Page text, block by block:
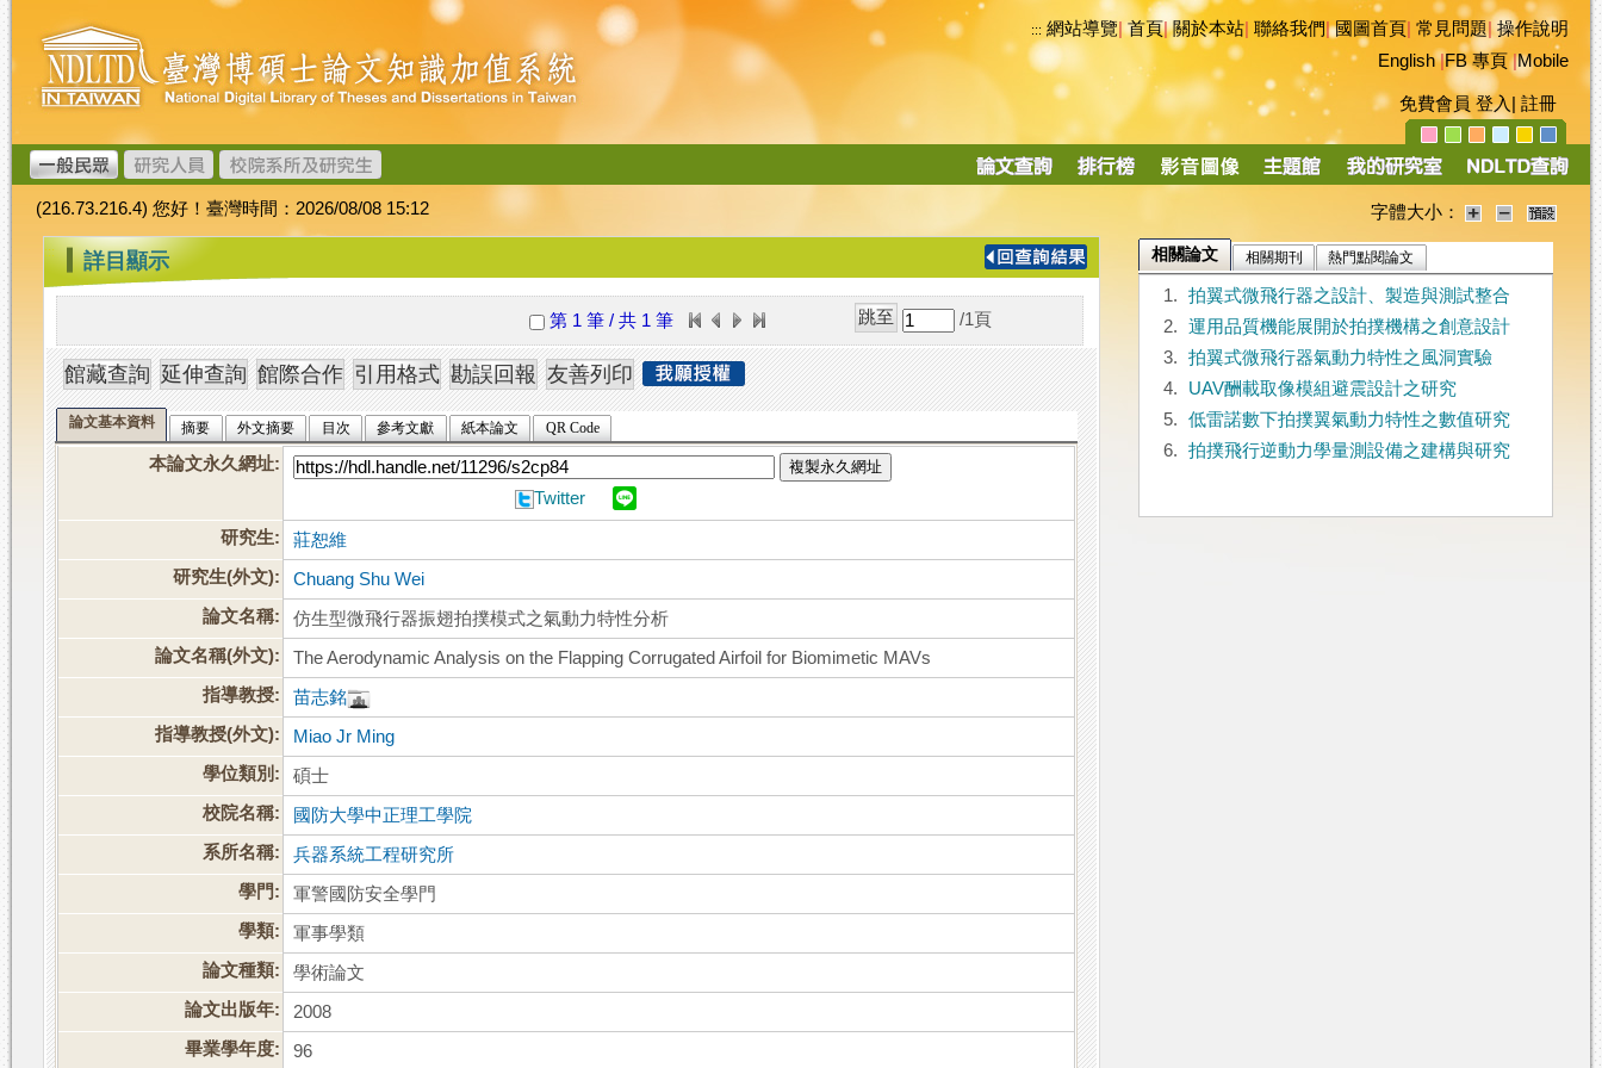
跳
到
主
要
內
容
臺
灣
博
碩
士
論
文
加
值
系
統
::: 網站導覽|首頁|關於本站 聯絡我們|國圖首頁 常見問題|操作說明
English|FB 專頁|Mobile
免費會員 登入 註冊
導
(216.73.216.4) 您好！臺灣時間：2026/08/08 15:12 字體大小：
::: 詳目顯示
第 1 筆 / 共 1 筆 /1 頁
論文基本資料 摘要 外文摘要 目次 參考文獻 紙本論文 QR Code
本論文永久網址: 複製永久網址
Twitter
研究生:
莊恕維
研究生(外文):
Chuang Shu Wei
論文名稱:
仿生型微飛行器振翅拍撲模式之氣動力特性分析
論文名稱(外文):
The Aerodynamic Analysis on the Flapping Corrugated Airfoil for Biomimetic MAVs
指導教授:
苗志銘
指導教授(外文):
Miao Jr Ming
學位類別:
碩士
校院名稱:
國防大學中正理工學院
系所名稱:
兵器系統工程研究所
學門:
軍警國防安全學門
學類:
軍事學類
論文種類:
學術論文
論文出版年:
2008
畢業學年度:
96
相關論文 相關期刊 熱門點閱論文
1.
拍翼式微飛行器之設計、製造與測試整合
2.
運用品質機能展開於拍撲機構之創意設計
3.
拍翼式微飛行器氣動力特性之風洞實驗
4.
UAV酬載取像模組避震設計之研究
5.
低雷諾數下拍撲翼氣動力特性之數值研究
6.
拍撲飛行逆動力學量測設備之建構與研究